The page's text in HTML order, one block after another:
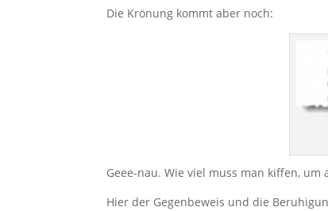
Die Krönung kommt aber noch:
Geee-nau. Wie viel muss man kiffen,
Hier der Gegenbeweis und die